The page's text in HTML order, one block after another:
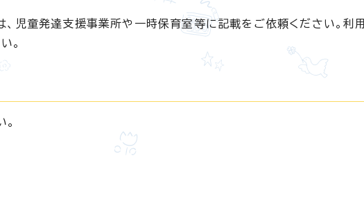
児童発達支援事業所や一時保育室等に記載をご依頼ください。利用
。